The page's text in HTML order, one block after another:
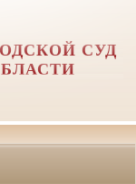
СУД